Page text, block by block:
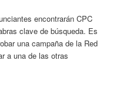
encontrarán CPC
clave de búsqueda. Es
una campaña de la Red
a una de las otras